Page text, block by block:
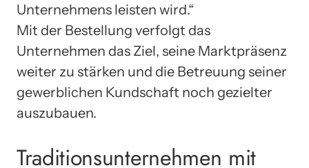
Unternehmens leisten wird.“
Mit der Bestellung verfolgt das
Unternehmen das Ziel, seine Marktpräsenz
weiter zu stärken und die Betreuung seiner
gewerblichen Kundschaft noch gezielter
auszubauen.
Traditionsunternehmen mit